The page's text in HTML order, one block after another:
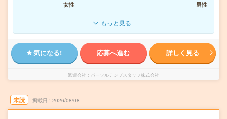
女性
男性
もっと見る
気になる! 応募へ進む 詳しく見る
派遣会社 パーソルテンプスタッフ株式会社
未読 掲載日 2026/08/08